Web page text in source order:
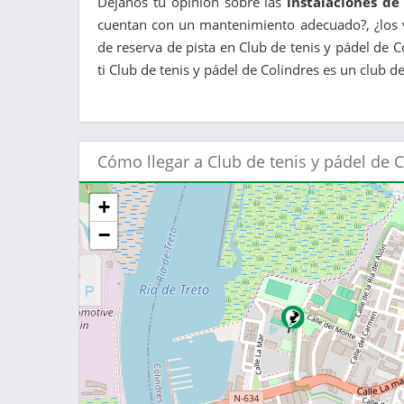
cuentan con un mantenimiento adecuado?,
de reserva de pista en Club de tenis y pádel de
ti Club de tenis y pádel de Colindres es un club
Cómo llegar a Club de tenis y pádel de
+
−